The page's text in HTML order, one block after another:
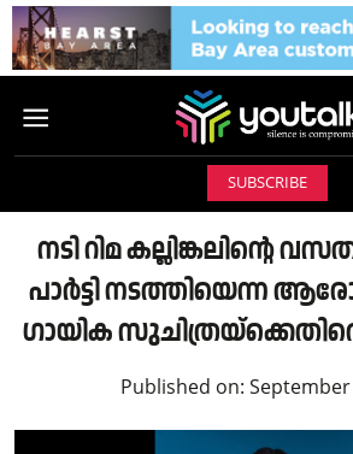
SUBSCRIBE
നടി റിമ കല്ലിങ്കലിന്റെ
പാർട്ടി നടത്തിയെന്ന
ഗായിക
Published on: September